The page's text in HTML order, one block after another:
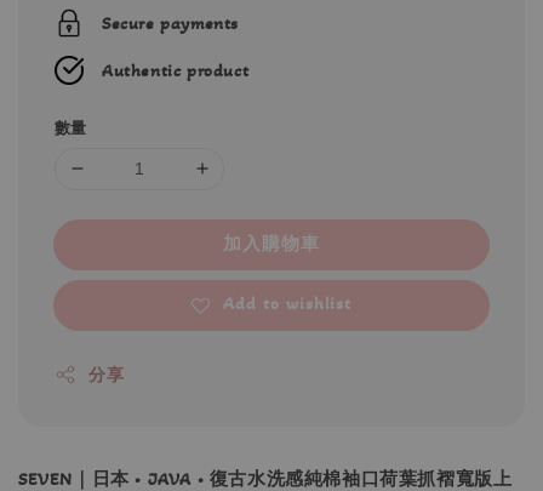
Secure payments
Authentic product
數量
加入購物車
Add to wishlist
分享
SEVEN｜日本 • JAVA • 復古水洗感純棉袖口荷葉抓褶寬版上